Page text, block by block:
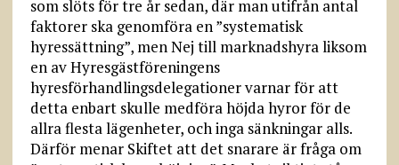
som slöts för tre år sedan, där man utifrån antal
faktorer ska genomföra en ”systematisk
hyressättning”, men Nej till marknadshyra liksom
en av Hyresgästföreningens
hyresförhandlingsdelegationer varnar för att
detta enbart skulle medföra höjda hyror för de
allra flesta lägenheter, och inga sänkningar alls.
Därför menar Skiftet att det snarare är fråga om